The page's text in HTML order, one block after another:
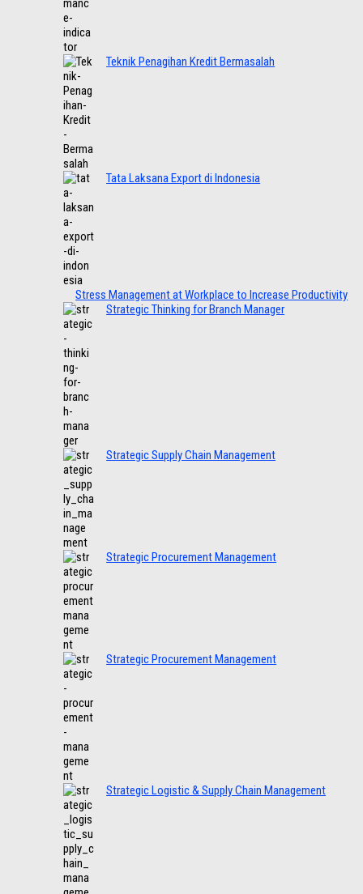
Teknik Penagihan Kredit Bermasalah
Tata Laksana Export di Indonesia
Stress Management at Workplace to Increase Productivity
Strategic Thinking for Branch Manager
Strategic Supply Chain Management
Strategic Procurement Management
Strategic Procurement Management
Strategic Logistic & Supply Chain Management